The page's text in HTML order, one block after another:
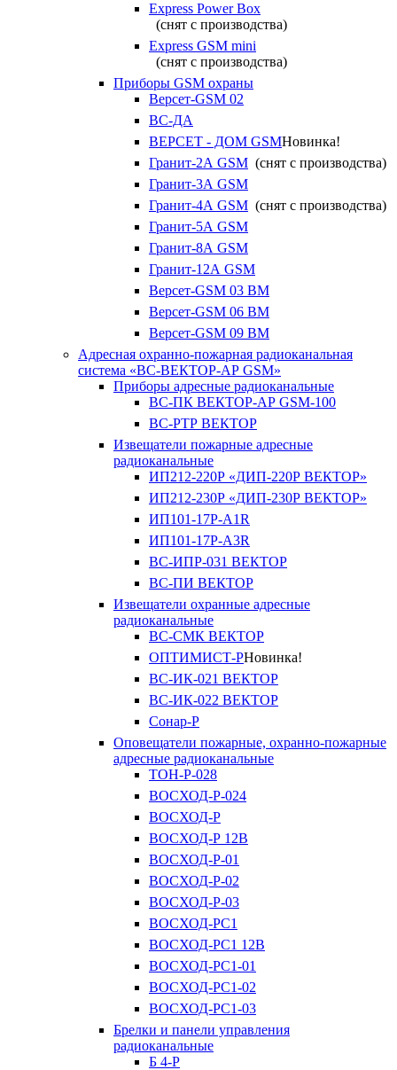
Express Power Box
(снят с производства)
Express GSM mini
(снят с производства)
Приборы GSM охраны
Версет-GSM 02
ВС-ДА
ВЕРСЕТ - ДОМ GSMНовинка!
Гранит-2А GSM (снят с производства)
Гранит-3А GSM
Гранит-4А GSM (снят с производства)
Гранит-5А GSM
Гранит-8А GSM
Гранит-12А GSM
Версет-GSM 03 ВМ
Версет-GSM 06 ВМ
Версет-GSM 09 ВМ
Адресная охранно-пожарная радиоканальная
система «ВС-ВЕКТОР-АР GSM»
Приборы адресные радиоканальные
ВС-ПК ВЕКТОР-АР GSM-100
ВС-РТР ВЕКТОР
Извещатели пожарные адресные
радиоканальные
ИП212-220Р «ДИП-220Р ВЕКТОР»
ИП212-230Р «ДИП-230Р ВЕКТОР»
ИП101-17Р-A1R
ИП101-17Р-A3R
ВС-ИПР-031 ВЕКТОР
ВС-ПИ ВЕКТОР
Извещатели охранные адресные
радиоканальные
ВС-СМК ВЕКТОР
ОПТИМИСТ-РНовинка!
ВС-ИК-021 ВЕКТОР
ВС-ИК-022 ВЕКТОР
Сонар-Р
Оповещатели пожарные, охранно-пожарные
адресные радиоканальные
ТОН-Р-028
ВОСХОД-Р-024
ВОСХОД-Р
ВОСХОД-Р 12В
ВОСХОД-Р-01
ВОСХОД-Р-02
ВОСХОД-Р-03
ВОСХОД-РС1
ВОСХОД-РС1 12В
ВОСХОД-РС1-01
ВОСХОД-РС1-02
ВОСХОД-РС1-03
Брелки и панели управления
радиоканальные
Б 4-Р